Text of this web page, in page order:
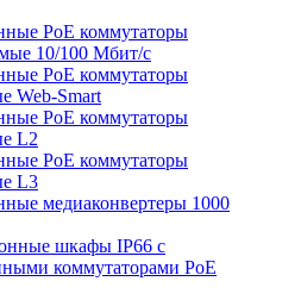
PoE коммутаторы
10/100 Мбит/с
PoE коммутаторы
Web-Smart
PoE коммутаторы
L2
PoE коммутаторы
L3
медиаконвертеры 1000
шкафы IP66 c
коммутаторами PoE